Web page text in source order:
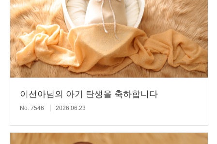
이선아님의 아기 탄생을 축하합니다
No. 7546 2026.06.23